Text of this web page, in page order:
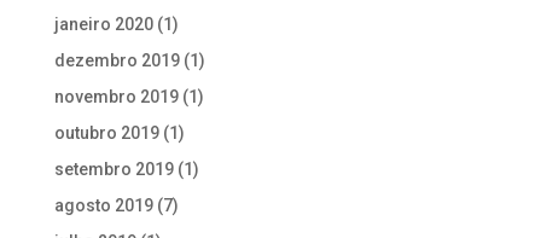
janeiro 2020(1)
dezembro 2019(1)
novembro 2019(1)
outubro 2019(1)
setembro 2019(1)
agosto 2019(7)